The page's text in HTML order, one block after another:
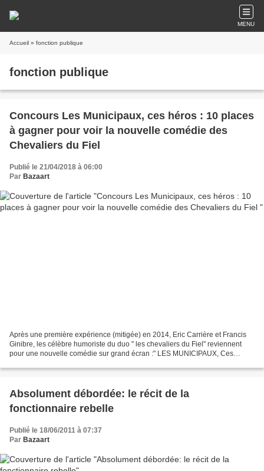
MENU
Accueil » fonction publique
fonction publique
Concours Les Municipaux, ces héros : 10 places
à gagner pour voir la nouvelle comédie des
Chevaliers du Fiel
Publié le 21/04/2018 à 06:00
Par Bazaart
Après une première expérience (mitigée) en 2014, Eric Carrière et Francis
Ginibre, les célèbre humoriste du duo " les chevaliers du Fiel" reviennent
pour une nouvelle comédie sur grand écran :" LES MUNICIPAUX, Ces
Absolument débordée: le récit de la
fonctionnaire rebelle
Publié le 18/06/2011 à 07:37
Par Bazaart